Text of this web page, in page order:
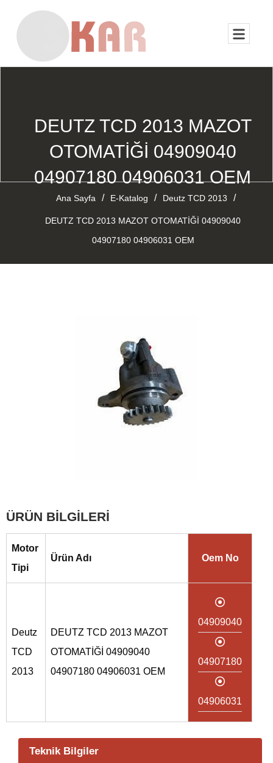
DEUTZ TCD 2013 MAZOT
OTOMATİĞİ 04909040
04907180 04906031 OEM
Ana Sayfa / E-Katalog / Deutz TCD 2013 /
DEUTZ TCD 2013 MAZOT OTOMATİĞİ 04909040
04907180 04906031 OEM
ÜRÜN BİLGİLERİ
Motor
Tipi
Ürün Adı Oem No
Deutz
TCD
2013
DEUTZ TCD 2013 MAZOT
OTOMATİĞİ 04909040
04907180 04906031 OEM
04909040
04907180
04906031
Teknik Bilgiler